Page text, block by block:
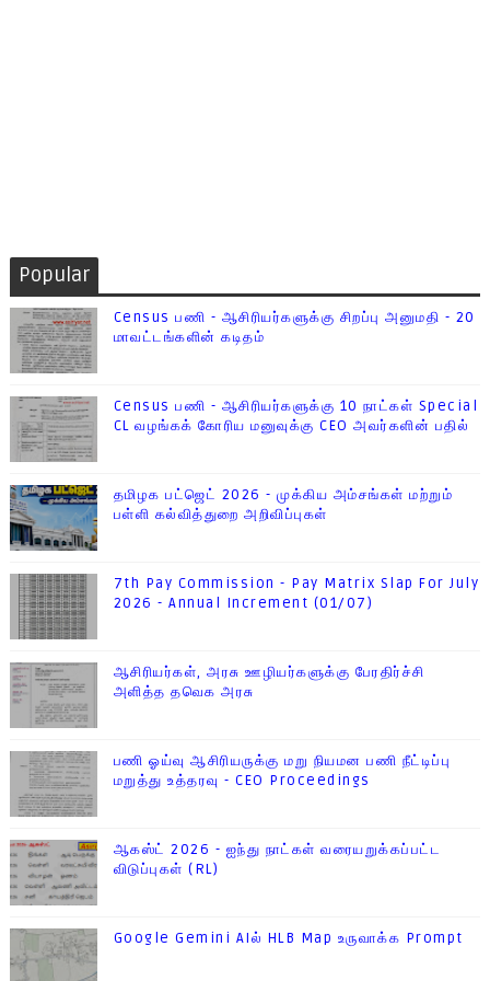
Popular
Census பணி - ஆசிரியர்களுக்கு சிறப்பு அனுமதி - 20
மாவட்டங்களின் கடிதம்
Census பணி - ஆசிரியர்களுக்கு 10 நாட்கள் Special
CL வழங்கக் கோரிய மனுவுக்கு CEO அவர்களின் பதில்
தமிழக பட்ஜெட் 2026 - முக்கிய அம்சங்கள் மற்றும்
பள்ளி கல்வித்துறை அறிவிப்புகள்
7th Pay Commission - Pay Matrix Slap For July
2026 - Annual Increment (01/07)
ஆசிரியர்கள், அரசு ஊழியர்களுக்கு பேரதிர்ச்சி
அளித்த தவெக அரசு
பணி ஓய்வு ஆசிரியருக்கு மறு நியமன பணி நீட்டிப்பு
மறுத்து உத்தரவு - CEO Proceedings
ஆகஸ்ட் 2026 - ஐந்து நாட்கள் வரையறுக்கப்பட்ட
விடுப்புகள் (RL)
Google Gemini AIல் HLB Map உருவாக்க Prompt